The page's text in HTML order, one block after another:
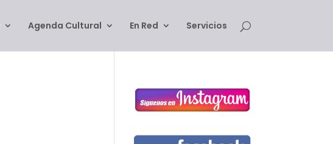
Agenda Cultural En Red Servicios